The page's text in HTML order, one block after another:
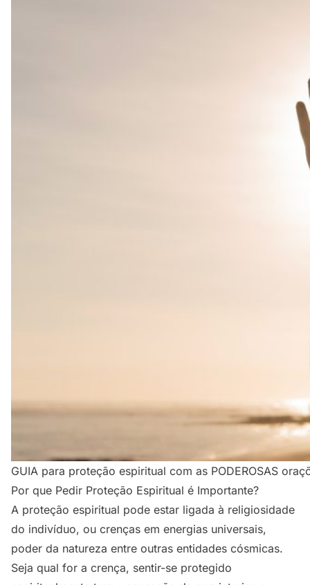
GUIA para proteção espiritual com as PODEROSAS
Por que Pedir Proteção Espiritual é Importante?
A proteção espiritual pode estar ligada à religiosidade
do indivíduo, ou crenças em energias universais,
poder da natureza entre outras entidades cósmicas.
Seja qual for a crença, sentir-se protegido